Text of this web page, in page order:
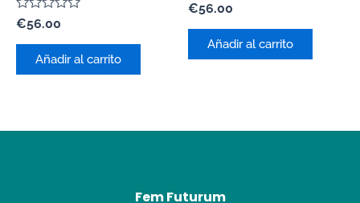
Valorado
con
0
€56.00
Añadir al carrito
Valorado
con
0
€56.00
Añadir al carrito
Fem Futurum